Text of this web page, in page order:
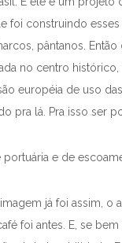
foi construindo
pântanos.
no centro
européia de uso
pra lá. Pra isso ser
portuária e de
imagem já foi assim,
foi antes. E, se